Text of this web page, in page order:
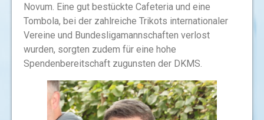
Novum. Eine gut bestückte Cafeteria und eine
Tombola, bei der zahlreiche Trikots internationaler
Vereine und Bundesligamannschaften verlost
wurden, sorgten zudem für eine hohe
Spendenbereitschaft zugunsten der DKMS.